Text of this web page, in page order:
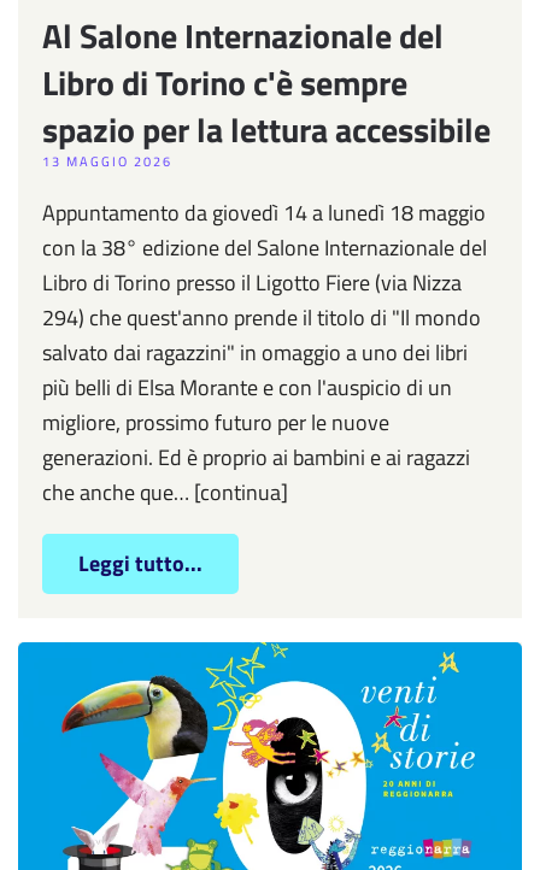
Al Salone Internazionale del
Libro di Torino c'è sempre
spazio per la lettura accessibile
13 MAGGIO 2026
Appuntamento da giovedì 14 a lunedì 18 maggio
con la 38° edizione del Salone Internazionale del
Libro di Torino presso il Ligotto Fiere (via Nizza
294) che quest'anno prende il titolo di "Il mondo
salvato dai ragazzini" in omaggio a uno dei libri
più belli di Elsa Morante e con l'auspicio di un
migliore, prossimo futuro per le nuove
generazioni. Ed è proprio ai bambini e ai ragazzi
che anche que… [continua]
Leggi tutto...